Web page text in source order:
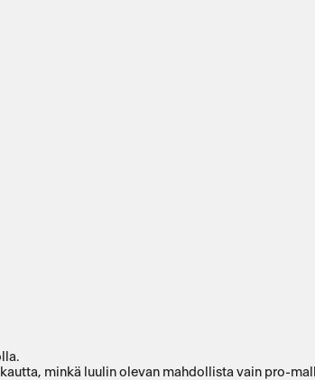
minkä luulin olevan mahdollista vain pro-